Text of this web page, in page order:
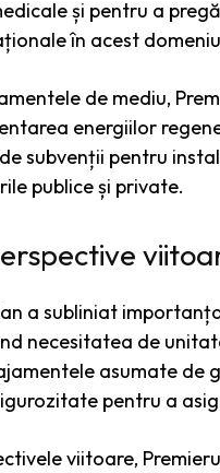
și pentru a
în acest
de mediu,
energiilor
subvenții pentru
publice și private.
a subliniat
necesitatea de
asumate de
pentru a
viitoare,